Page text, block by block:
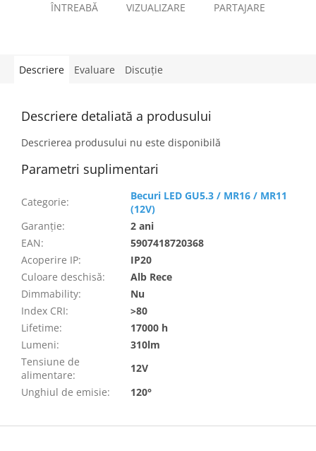
ÎNTREABĂ VIZUALIZARE PARTAJARE
Descriere Evaluare Discuţie
Descriere detaliată a produsului
Descrierea produsului nu este disponibilă
Parametri suplimentari
Categorie:
Becuri LED GU5.3 / MR16 / MR11
(12V)
Garanţie:
2 ani
EAN:
5907418720368
Acoperire IP:
IP20
Culoare deschisă:
Alb Rece
Dimmability:
Nu
Index CRI:
>80
Lifetime:
17000 h
Lumeni:
310lm
Tensiune de
alimentare:
12V
Unghiul de emisie: 120°
S